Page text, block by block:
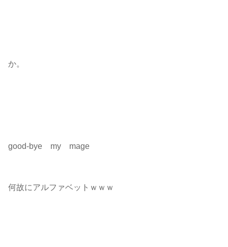
か。
good-bye my mage
何故にアルファベットｗｗｗ